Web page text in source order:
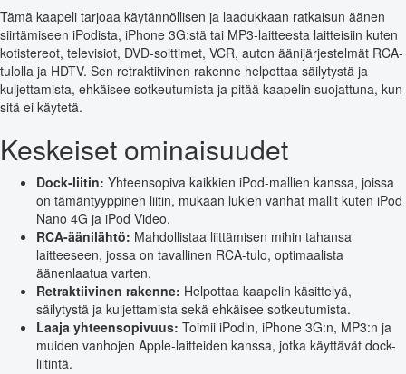
Tämä kaapeli tarjoaa käytännöllisen ja laadukkaan ratkaisun äänen
siirtämiseen iPodista, iPhone 3G:stä tai MP3-laitteesta laitteisiin kuten
kotistereot, televisiot, DVD-soittimet, VCR, auton äänijärjestelmät RCA-
tulolla ja HDTV. Sen retraktiivinen rakenne helpottaa säilytystä ja
kuljettamista, ehkäisee sotkeutumista ja pitää kaapelin suojattuna, kun
sitä ei käytetä.
Keskeiset ominaisuudet
Dock-liitin: Yhteensopiva kaikkien iPod-mallien kanssa, joissa
on tämäntyyppinen liitin, mukaan lukien vanhat mallit kuten iPod
Nano 4G ja iPod Video.
RCA-äänilähtö: Mahdollistaa liittämisen mihin tahansa
laitteeseen, jossa on tavallinen RCA-tulo, optimaalista
äänenlaatua varten.
Retraktiivinen rakenne: Helpottaa kaapelin käsittelyä,
säilytystä ja kuljettamista sekä ehkäisee sotkeutumista.
Laaja yhteensopivuus: Toimii iPodin, iPhone 3G:n, MP3:n ja
muiden vanhojen Apple-laitteiden kanssa, jotka käyttävät dock-
liitintä.